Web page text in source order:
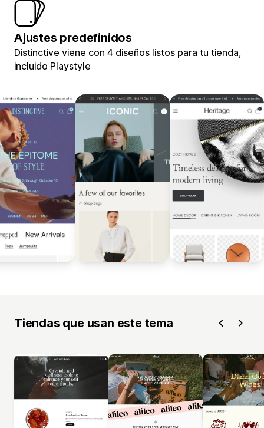
Ajustes predefinidos
Distinctive viene con 4 diseños listos para tu tienda,
incluido Playstyle
Tiendas que usan este tema